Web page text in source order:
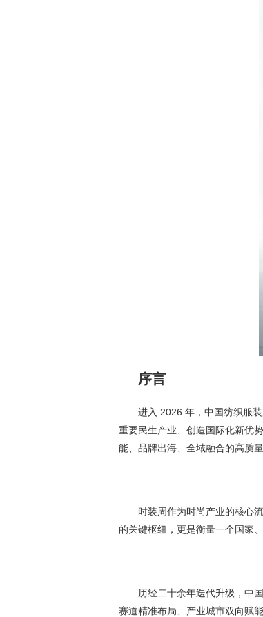
序言
进入 2026 年，中国纺织服
重要民生产业、创造国际化新优
能、品牌出海、全域融合的高质量
时装周作为时尚产业的核心
的关键枢纽，更是衡量一个国家
历经二十余年迭代升级，中
赛道精准布局、产业城市双向赋